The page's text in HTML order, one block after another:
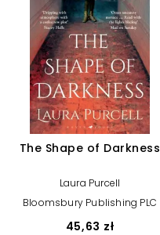
The Shape of Darkness
Laura Purcell
Bloomsbury Publishing PLC
45,63 zł